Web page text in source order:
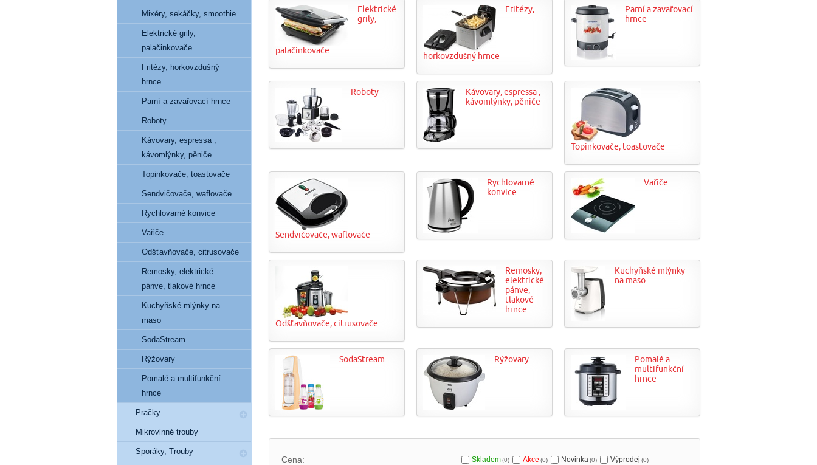
Elektrické
grily,
palačinkovače
Fritézy,
horkovzdušný hrnce
Parní a zavařovací
hrnce
Roboty
Kávovary, espressa ,
kávomlýnky, pěniče
Topinkovače, toastovače
Sendvičovače, waflovače
Rychlovarné
konvice
Vařiče
Odšťavňovače, citrusovače
Remosky,
elektrické
pánve,
tlakové
hrnce
Kuchyňské mlýnky
na maso
SodaStream Rýžovary
Pomalé a
multifunkční
hrnce
Cena: Skladem(0) Akce (0) Novinka(0) Výprodej (0)
Mixéry, sekáčky, smoothie
Elektrické grily,
palačinkovače
Fritézy, horkovzdušný
hrnce
Parní a zavařovací hrnce
Roboty
Kávovary, espressa ,
kávomlýnky, pěniče
Topinkovače, toastovače
Sendvičovače, waflovače
Rychlovarné konvice
Vařiče
Odšťavňovače, citrusovače
Remosky, elektrické
pánve, tlakové hrnce
Kuchyňské mlýnky na
maso
SodaStream
Rýžovary
Pomalé a multifunkční
hrnce
Pračky
Mikrovlnné trouby
Sporáky, Trouby